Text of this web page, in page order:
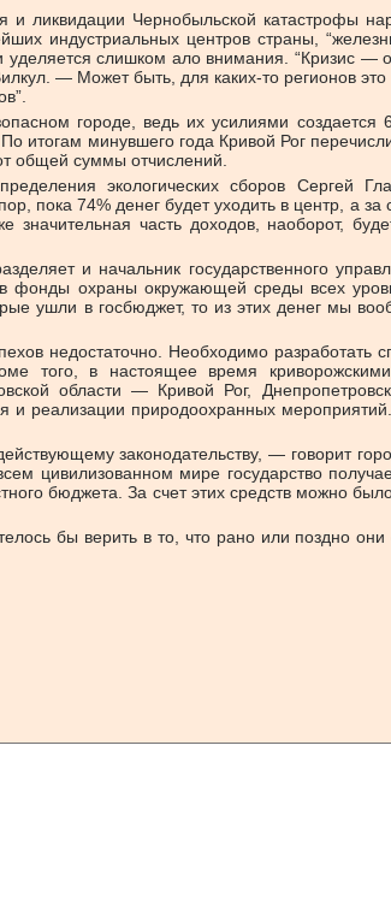
и ликвидации Чернобыльской катастрофы
индустриальных центров страны,
слишком ало внимания. “Кризис —
— Может быть, для каких-то регионов это
городе, ведь их усилиями
итогам минувшего года Кривой Рог
общей суммы отчислений.
экологических сборов Сергей
пока 74% денег будет уходить в центр, а
часть доходов, наоборот,
и начальник государственного
в фонды охраны окружающей среды всех
ушли в госбюджет, то из этих денег мы
недостаточно. Необходимо разработать
того, в настоящее время криворожскими
области — Кривой Рог,
и реализации природоохранных
законодательству, — говорит
цивилизованном мире государство
бюджета. За счет этих средств можно
бы верить в то, что рано или поздно они